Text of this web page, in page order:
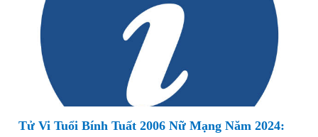
Tử Vi Tuổi Bính Tuất 2006 Nữ Mạng Năm 2024: